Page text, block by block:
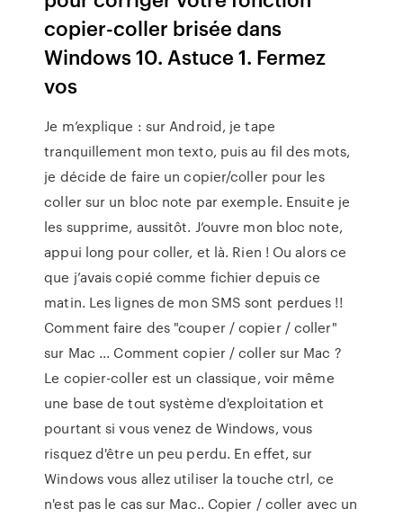
copier-coller brisée dans
Windows 10. Astuce 1. Fermez
vos
Je m’explique : sur Android, je tape
tranquillement mon texto, puis au fil des mots,
je décide de faire un copier/coller pour les
coller sur un bloc note par exemple. Ensuite je
les supprime, aussitôt. J’ouvre mon bloc note,
appui long pour coller, et là. Rien ! Ou alors ce
que j’avais copié comme fichier depuis ce
matin. Les lignes de mon SMS sont perdues !!
Comment faire des "couper / copier / coller"
sur Mac ... Comment copier / coller sur Mac ?
Le copier-coller est un classique, voir même
une base de tout système d'exploitation et
pourtant si vous venez de Windows, vous
risquez d'être un peu perdu. En effet, sur
Windows vous allez utiliser la touche ctrl, ce
n'est pas le cas sur Mac.. Copier / coller avec un